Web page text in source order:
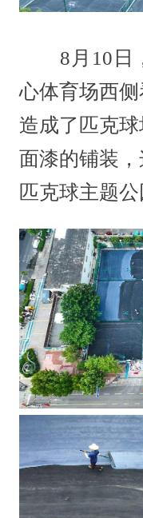
8月10日，
心体育场西
造成了匹克
面漆的铺装
匹克球主题公